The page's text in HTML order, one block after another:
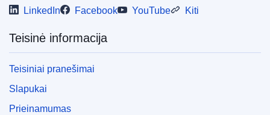
LinkedIn Facebook YouTube Kiti
Teisinė informacija
Teisiniai pranešimai
Slapukai
Prieinamumas